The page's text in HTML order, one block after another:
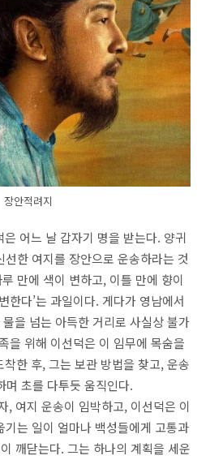
장안적려지
어느 날 갑자기 명을 받는다. 양귀
한 여지를 장안으로 운송하라는 것
만에 색이 변하고, 이틀 만에 향이
한다’는 과일이다. 게다가 영남에서
을 넘는 아득한 거리로 사실상 불가
을 위해 이선덕은 이 임무에 목숨을
한 후, 그는 보관 방법을 찾고, 운송
며 초를 다투듯 움직인다.
, 여지 운송이 임박하고, 이선덕은 이
는 일이 얼마나 백성들에게 고통과
깨닫는다. 그는 하나의 계획을 세운